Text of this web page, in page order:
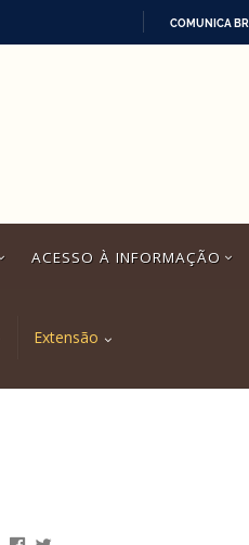
COMUNICA BR
ACESSO À INFORMAÇÃO
Extensão